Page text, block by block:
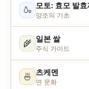
🍶 모토: 효모 발효
양조의 기초
🌾 일본 쌀
주식 가이드
🍜 츠케멘
면 문화